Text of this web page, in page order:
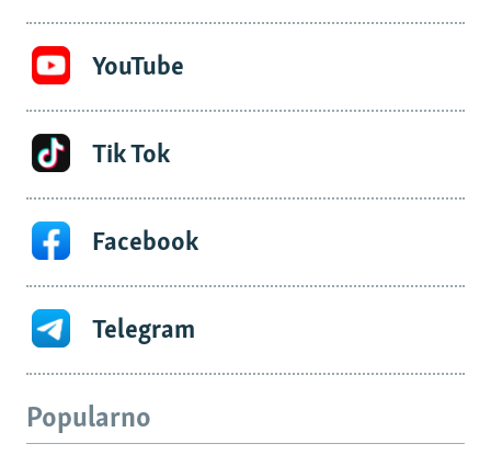
YouTube
Tik Tok
Facebook
Telegram
Popularno